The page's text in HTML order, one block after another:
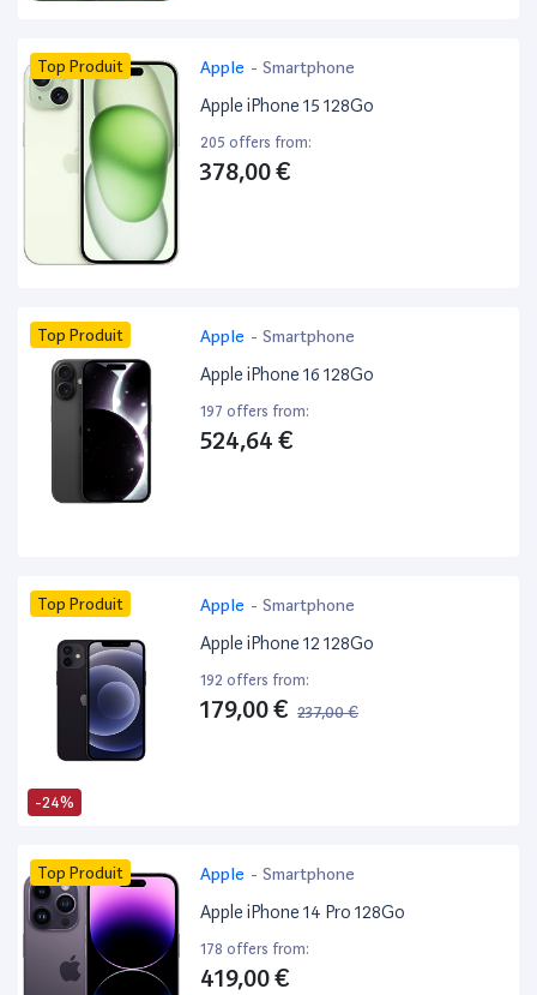
Top Produit Apple - Smartphone
Apple iPhone 15 128Go
205 offers from:
378,00 €
Top Produit Apple - Smartphone
Apple iPhone 16 128Go
197 offers from:
524,64 €
-24%
Top Produit Apple - Smartphone
Apple iPhone 12 128Go
192 offers from:
179,00 € 237,00 €
Top Produit Apple - Smartphone
Apple iPhone 14 Pro 128Go
178 offers from:
419,00 €